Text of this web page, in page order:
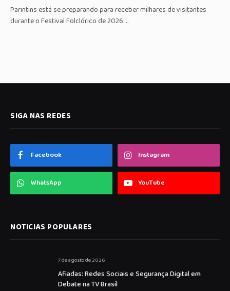
Parintins está se preparando para receber milhares de visitantes
durante o Festival Folclórico de 2026.…
SIGA NAS REDES
Facebook Instagram
WhatsApp YouTube
NOTICIAS POPULARES
7 de agosto de 2026
Afiadas: Redes Sociais e Segurança Digital em
Debate na TV Brasil